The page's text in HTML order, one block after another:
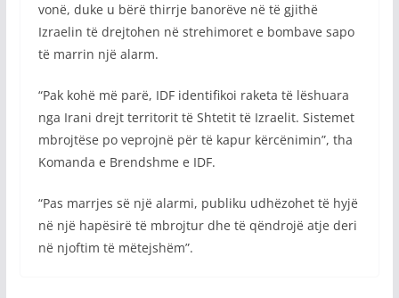
vonë, duke u bërë thirrje banorëve në të gjithë
Izraelin të drejtohen në strehimoret e bombave sapo
të marrin një alarm.
“Pak kohë më parë, IDF identifikoi raketa të lëshuara
nga Irani drejt territorit të Shtetit të Izraelit. Sistemet
mbrojtëse po veprojnë për të kapur kërcënimin”, tha
Komanda e Brendshme e IDF.
“Pas marrjes së një alarmi, publiku udhëzohet të hyjë
në një hapësirë ​​të mbrojtur dhe të qëndrojë atje deri
në njoftim të mëtejshëm”.